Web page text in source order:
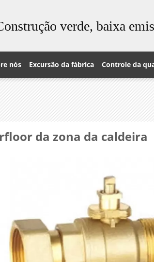
verde, baixa
nós Excursão da fábrica Controle da
da zona da caldeira